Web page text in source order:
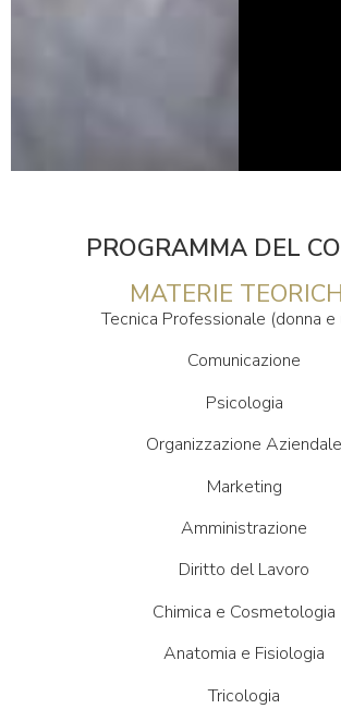
PROGRAMMA DEL
MATERIE
Tecnica Professionale (donna e
Comunicazione
Psicologia
Organizzazione Aziendale
Marketing
Amministrazione
Diritto del Lavoro
Chimica e Cosmetologia
Anatomia e Fisiologia
Tricologia